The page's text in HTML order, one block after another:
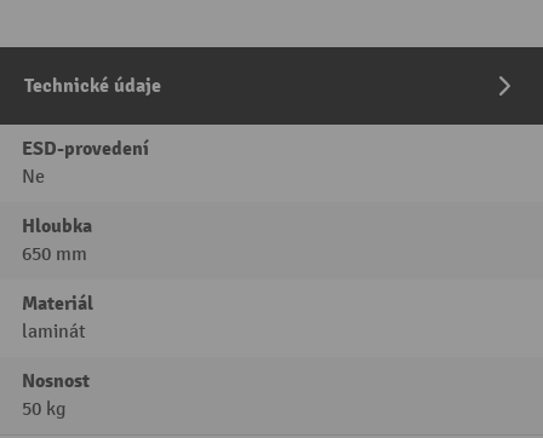
Technické údaje
ESD-provedení
Ne
Hloubka
650 mm
Materiál
laminát
Nosnost
50 kg